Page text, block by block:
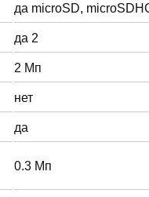
да microSD,
да 2
2 Мп
нет
да
0.3 Мп